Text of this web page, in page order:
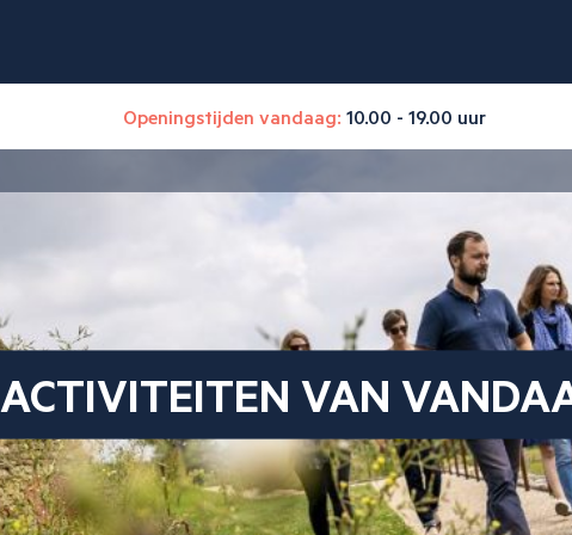
Openingstijden vandaag: 10.00 - 19.00 uur
ACTIVITEITEN VAN